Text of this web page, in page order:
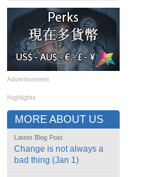
Advertisement
Highlights
MORE ABOUT US
Latest Blog Post
Change is not always a
bad thing (Jan 1)